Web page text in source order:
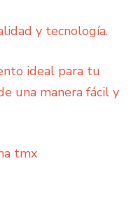
y tecnología.
ideal para tu
una manera fácil y